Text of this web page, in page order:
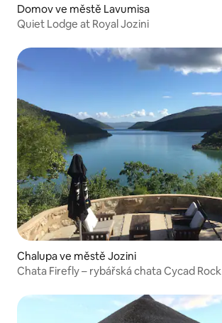
Domov ve městě Lavumisa
Quiet Lodge at Royal Jozini
Chalupa ve městě Jozini
Chata Firefly – rybářská chata Cycad Rock